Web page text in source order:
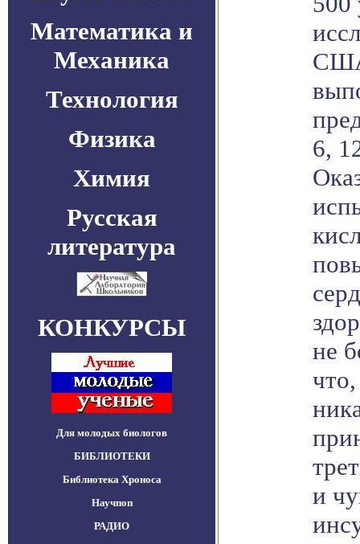
Математика и
Механика
Технология
Физика
Химия
Русская
литература
КОНКУРСЫ
Для молодых биологов
БИБЛИОТЕКИ
Библиотека Хроноса
Научпоп
РАДИО
6,
не
и